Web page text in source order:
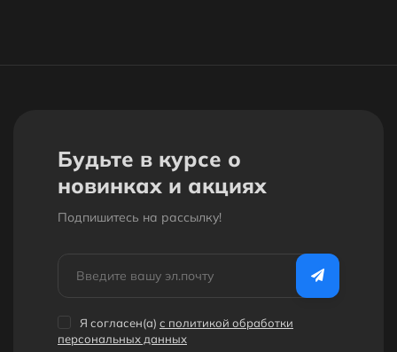
Будьте в курсе о
новинках и акциях
Подпишитесь на рассылкy!
Я согласен(a) с политикой обработки
персональных данных